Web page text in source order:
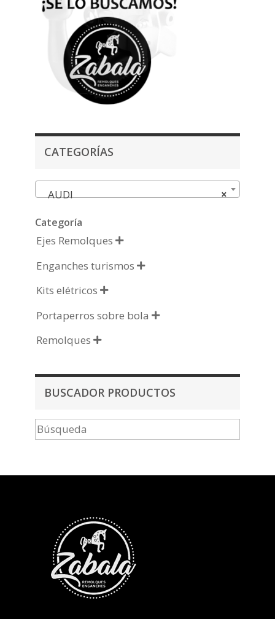
CATEGORÍAS
×
AUDI
Categoría
Ejes Remolques 
Enganches turismos 
Kits elétricos 
Portaperros sobre bola 
Remolques 
BUSCADOR PRODUCTOS